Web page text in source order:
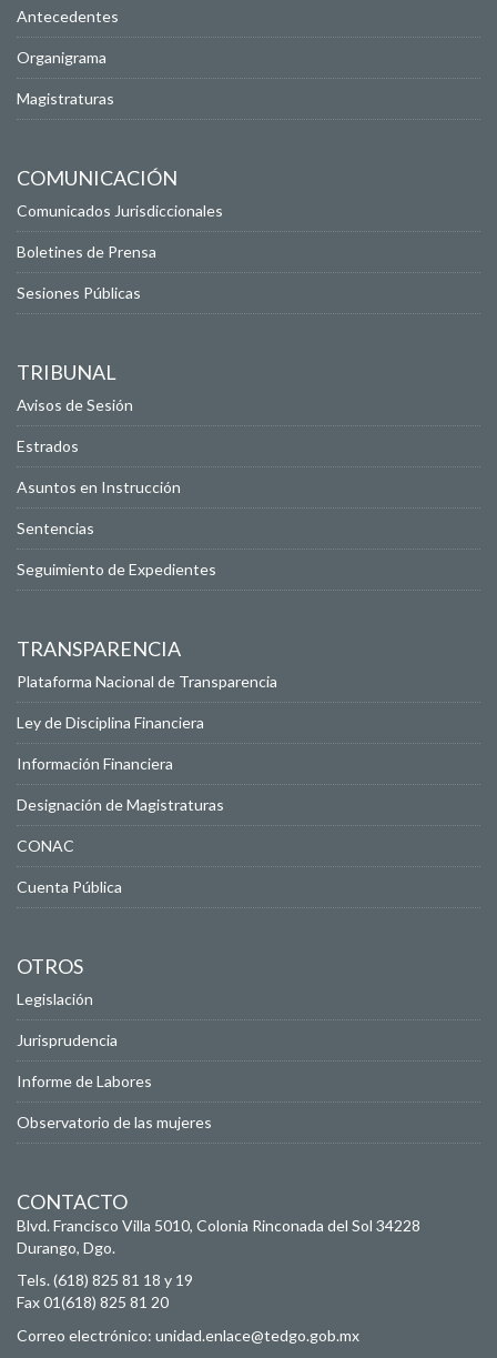
Antecedentes
Organigrama
Magistraturas
COMUNICACIÓN
Comunicados Jurisdiccionales
Boletines de Prensa
Sesiones Públicas
TRIBUNAL
Avisos de Sesión
Estrados
Asuntos en Instrucción
Sentencias
Seguimiento de Expedientes
TRANSPARENCIA
Plataforma Nacional de Transparencia
Ley de Disciplina Financiera
Información Financiera
Designación de Magistraturas
CONAC
Cuenta Pública
OTROS
Legislación
Jurisprudencia
Informe de Labores
Observatorio de las mujeres
CONTACTO
Blvd. Francisco Villa 5010, Colonia Rinconada del Sol 34228
Durango, Dgo.
Tels. (618) 825 81 18 y 19
Fax 01(618) 825 81 20
Correo electrónico: unidad.enlace@tedgo.gob.mx